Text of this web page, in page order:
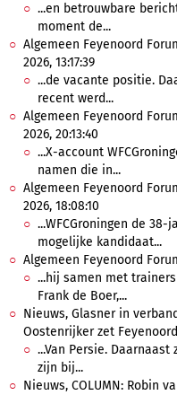
...en betrouwbare
moment de...
Algemeen Feyenoord
2026, 13:17:39
...de vacante positie.
recent werd...
Algemeen Feyenoord
2026, 20:13:40
...X-account
namen die in...
Algemeen Feyenoord
2026, 18:08:10
...WFCGroningen de 38-
mogelijke kandidaat...
Algemeen Feyenoord
...hij samen met
Frank de Boer,...
Nieuws, Glasner in
Oostenrijker zet
...Van Persie. Daarnaast
zijn bij...
Nieuws, COLUMN: Robin